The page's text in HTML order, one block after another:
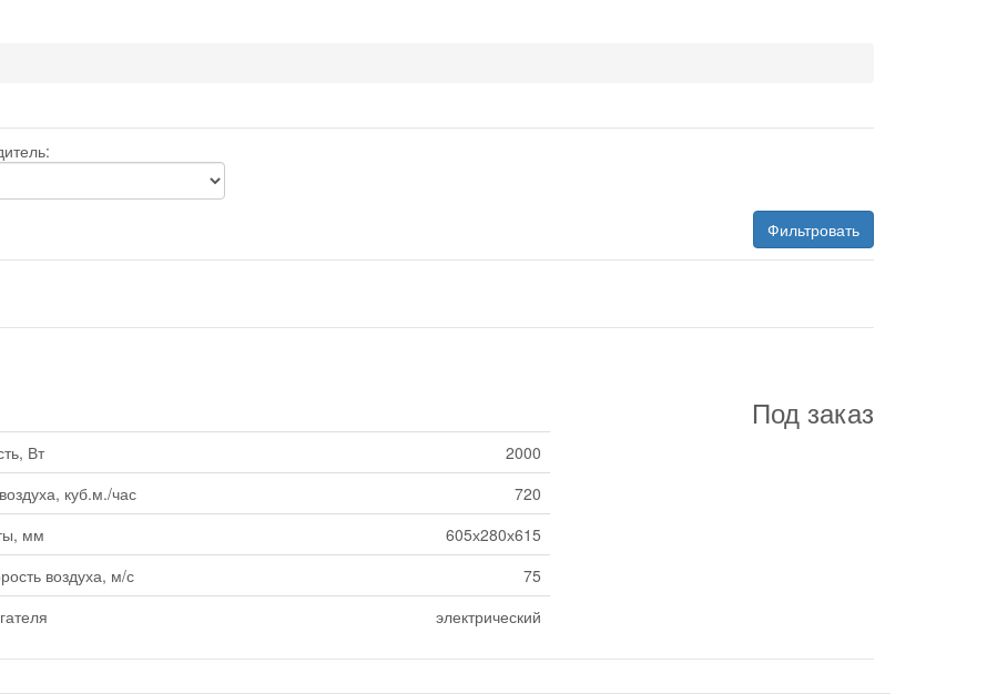
Фильтровать
Под заказ
Вт
2000
куб.м./час
720
мм
605х280х615
воздуха, м/с
75
электрический